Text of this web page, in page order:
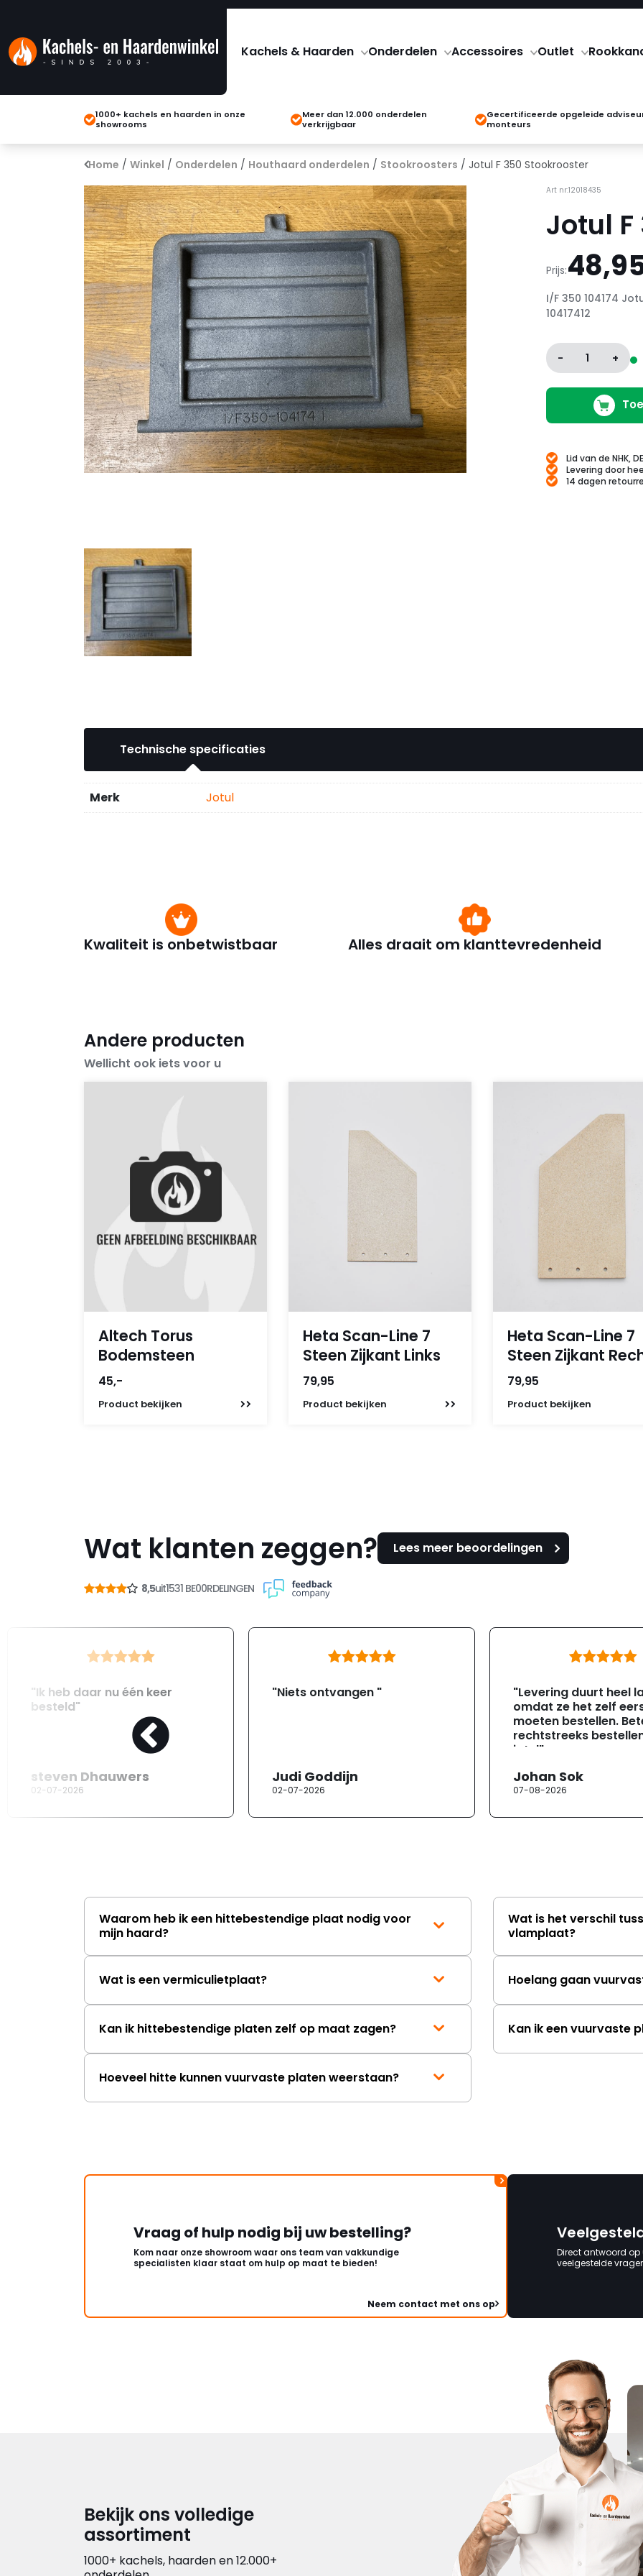
Kachels & Haarden Onderdelen Accessoires Outlet
1000+ kachels en haarden in onze
showrooms
Meer dan 12.000 onderdelen
verkrijgbaar
Gecertificeerde opgeleide
monteurs
Home / Winkel / Onderdelen / Houthaard onderdelen / Stookroosters / Jotul F 350 Stookrooster
Art nr:12018435
Jotul
Prijs:
I/F 350 104174
10417412
- 1 +
Lid van de NHK,
Levering door
14 dagen
Technische specificaties
Merk Jotul
Kwaliteit is onbetwistbaar Alles draait om klanttevredenheid
Andere producten
Wellicht ook iets voor u
Altech Torus
Bodemsteen
45,-
Product bekijken
Heta Scan-Line 7
Steen Zijkant Links
79,95
Product bekijken
Heta Scan-Line 7
Steen Zijkant
79,95
Product bekijken
Wat klanten zeggen? Lees meer beoordelingen
8,5uit1531 BE00RDELINGEN
"Ik heb daar nu één keer
besteld"
steven Dhauwers
02-07-2026
"Niets ontvangen "
Judi Goddijn
02-07-2026
"Levering duurt heel
omdat ze het zelf
moeten bestellen.
rechtstreeks
jotul"
Johan Sok
07-08-2026
Waarom heb ik een hittebestendige plaat nodig voor
mijn haard?
Wat is een vermiculietplaat?
Kan ik hittebestendige platen zelf op maat zagen?
Hoeveel hitte kunnen vuurvaste platen weerstaan?
Wat is het verschil
vlamplaat?
Hoelang gaan
Kan ik een vuurvaste
Vraag of hulp nodig bij uw bestelling?
Kom naar onze showroom waar ons team van vakkundige
specialisten klaar staat om hulp op maat te bieden!
Neem contact met ons op
Direct antwoord op
veelgestelde
Bekijk ons volledige
assortiment
1000+ kachels, haarden en 12.000+